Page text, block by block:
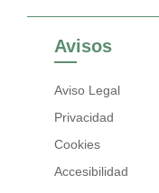
Avisos
Aviso Legal
Privacidad
Cookies
Accesibilidad